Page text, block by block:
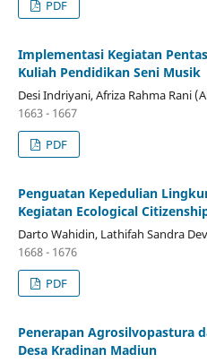
PDF
Implementasi Kegiatan
Kuliah Pendidikan Seni Musik
Desi Indriyani, Afriza Rahma Rani
1663 - 1667
PDF
Penguatan Kepedulian
Kegiatan Ecological
Darto Wahidin, Lathifah Sandra
1668 - 1676
PDF
Penerapan Agrosilvopastura
Desa Kradinan Madiun